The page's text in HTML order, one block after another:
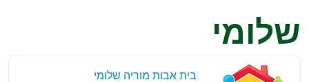
שלומי
בית אבות מוריה שלומי